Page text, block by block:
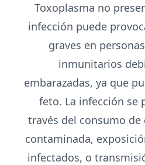
Toxoplasma no
infección puede
graves en
inmunitarios
embarazadas, ya que
feto. La infección se
través del consumo de
contaminada,
infectados, o